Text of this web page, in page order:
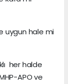
uygun hale mi
her halde
APO ve